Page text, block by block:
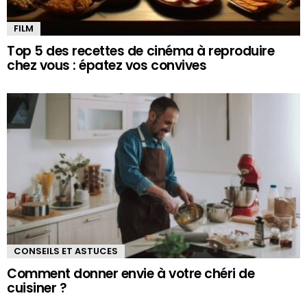
FILM
Top 5 des recettes de cinéma à reproduire
chez vous : épatez vos convives
CONSEILS ET ASTUCES
Comment donner envie à votre chéri de
cuisiner ?